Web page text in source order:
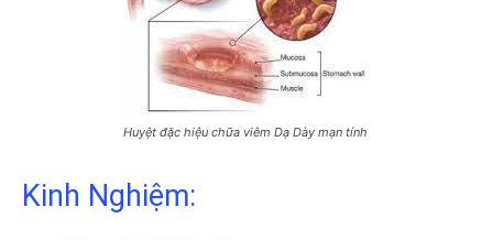
Huyệt đặc hiệu chữa viêm Dạ Dày mạn tính
Kinh Nghiệm: